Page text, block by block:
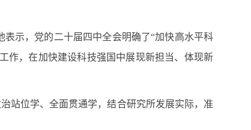
示，党的二十届四中全会明确了“加快高水平科
作，在加快建设科技强国中展现新担当、体现新
站位学、全面贯通学，结合研究所发展实际，准